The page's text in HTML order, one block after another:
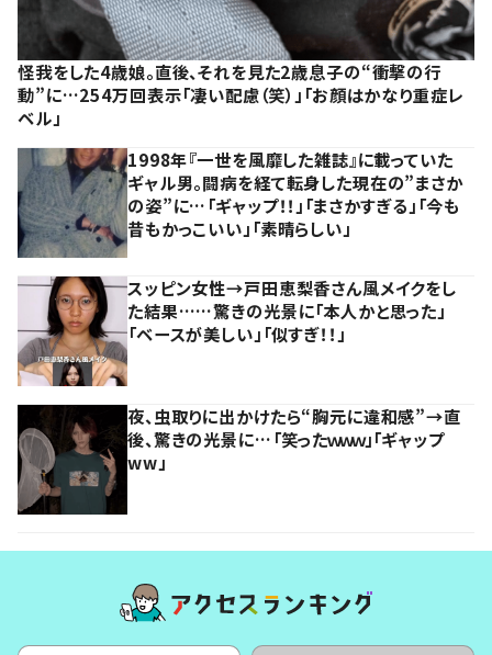
怪我をした4歳娘。直後、それを見た2歳息子の“衝撃の行
動”に…254万回表示「凄い配慮（笑）」「お顔はかなり重症レ
ベル」
1998年『一世を風靡した雑誌』に載っていた
ギャル男。闘病を経て転身した現在の”まさか
の姿”に…「ギャップ！！」「まさかすぎる」「今も
昔もかっこいい」「素晴らしい」
スッピン女性→戸田恵梨香さん風メイクをし
た結果……驚きの光景に「本人かと思った」
「ベースが美しい」「似すぎ！！」
夜、虫取りに出かけたら“胸元に違和感”→直
後、驚きの光景に…「笑ったｗｗｗ」「ギャップ
ww」